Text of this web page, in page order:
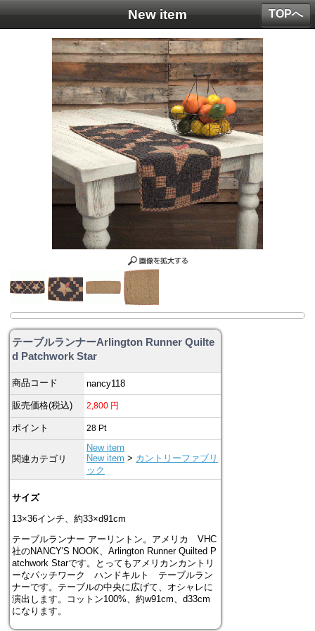
New item
テーブルランナーArlington Runner Quilte
d Patchwork Star
商品コード nancy118
販売価格(税込) 2,800 円
ポイント 28 Pt
関連カテゴリ
New item
New item > カントリーファブリ
ック
サイズ
13×36インチ、約33×d91cm
テーブルランナー アーリントン。アメリカ VHC
社のNANCY'S NOOK、Arlington Runner Quilted P
atchwork Starです。とってもアメリカンカントリ
ーなパッチワーク ハンドキルト テーブルラン
ナーです。テーブルの中央に広げて、オシャレに
演出します。コットン100%、約w91cm、d33cm
になります。
TOPへ